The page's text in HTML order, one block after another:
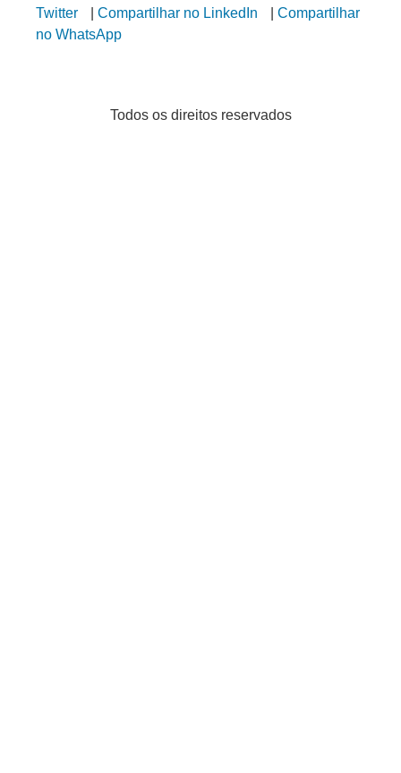
Twitter
Compartilhar no LinkedIn
Compartilhar
no WhatsApp
Todos os direitos reservados